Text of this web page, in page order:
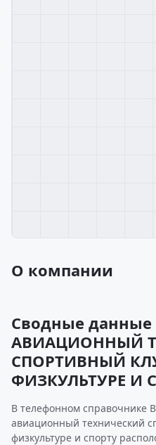
О компании
Сводные данные
АВИАЦИОННЫЙ
СПОРТИВНЫЙ
ФИЗКУЛЬТУРЕ И
В телефонном справочнике
авиационный технический
физкультуре и спорту